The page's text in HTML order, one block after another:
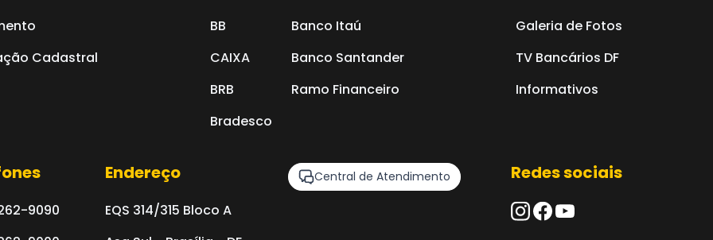
Cadastral
BB
CAIXA
BRB
Bradesco
Banco Itaú
Banco Santander
Ramo Financeiro
Galeria de Fotos
TV Bancários DF
Informativos
9090
Endereço
EQS 314/315 Bloco A
Central de Atendimento Redes sociais